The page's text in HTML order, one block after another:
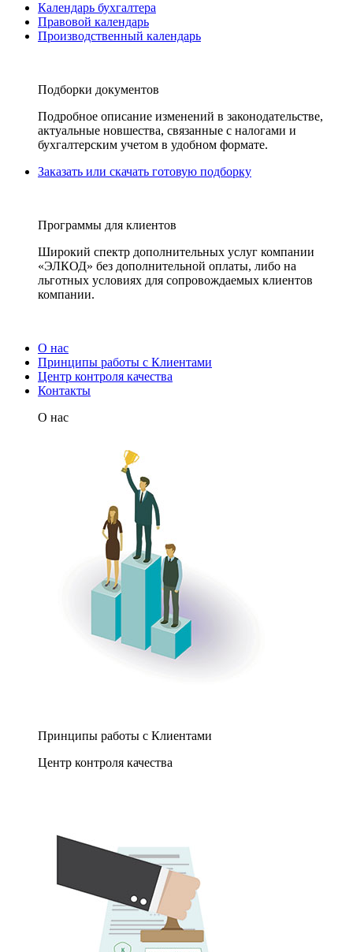
Календарь бухгалтера
Правовой календарь
Производственный календарь
Подборки документов
Подробное описание изменений в законодательстве,
актуальные новшества, связанные с налогами и
бухгалтерским учетом в удобном формате.
Заказать или скачать готовую подборку
Программы для клиентов
Широкий спектр дополнительных услуг компании
«ЭЛКОД» без дополнительной оплаты, либо на
льготных условиях для сопровождаемых клиентов
компании.
О нас
Принципы работы с Клиентами
Центр контроля качества
Контакты
О нас
Принципы работы с Клиентами
Центр контроля качества